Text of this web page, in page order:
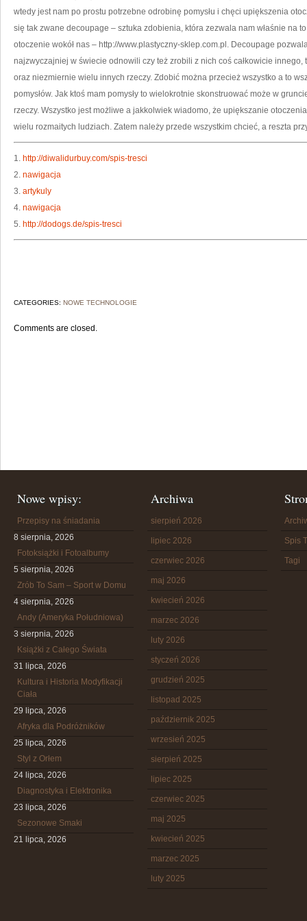
wtedy jest nam po prostu potrzebne odrobinę pomysłu i chęci upiększenia
się tak zwane decoupage – sztuka zdobienia, która zezwala nam właśnie na
otoczenie wokół nas – http://www.plastyczny-sklep.com.pl. Decoupage
najzwyczajniej w świecie odnowili czy też zrobili z nich coś całkowicie
oraz niezmiernie wielu innych rzeczy. Zdobić można przecież wszystko a to
pomysłów. Jak ktoś mam pomysły to wielokrotnie skonstruować może w
rzeczy. Wszystko jest możliwe a jakkolwiek wiadomo, że upiększanie
wielu rozmaitych ludziach. Zatem należy przede wszystkim chcieć, a reszta
1. http://diwalidurbuy.com/spis-tresci
2. nawigacja
3. artykuly
4. nawigacja
5. http://dodogs.de/spis-tresci
CATEGORIES: NOWE TECHNOLOGIE
Comments are closed.
Nowe wpisy:
Przepisy na śniadania
8 sierpnia, 2026
Fotoksiążki i Fotoalbumy
5 sierpnia, 2026
Zrób To Sam – Sport w Domu
4 sierpnia, 2026
Andy (Ameryka Południowa)
3 sierpnia, 2026
Książki z Całego Świata
31 lipca, 2026
Kultura i Historia Modyfikacji
Ciała
29 lipca, 2026
Afryka dla Podróżników
25 lipca, 2026
Styl z Orłem
24 lipca, 2026
Diagnostyka i Elektronika
23 lipca, 2026
Sezonowe Smaki
21 lipca, 2026
Archiwa
sierpień 2026
lipiec 2026
czerwiec 2026
maj 2026
kwiecień 2026
marzec 2026
luty 2026
styczeń 2026
grudzień 2025
listopad 2025
październik 2025
wrzesień 2025
sierpień 2025
lipiec 2025
czerwiec 2025
maj 2025
kwiecień 2025
marzec 2025
luty 2025
Spis
Tagi